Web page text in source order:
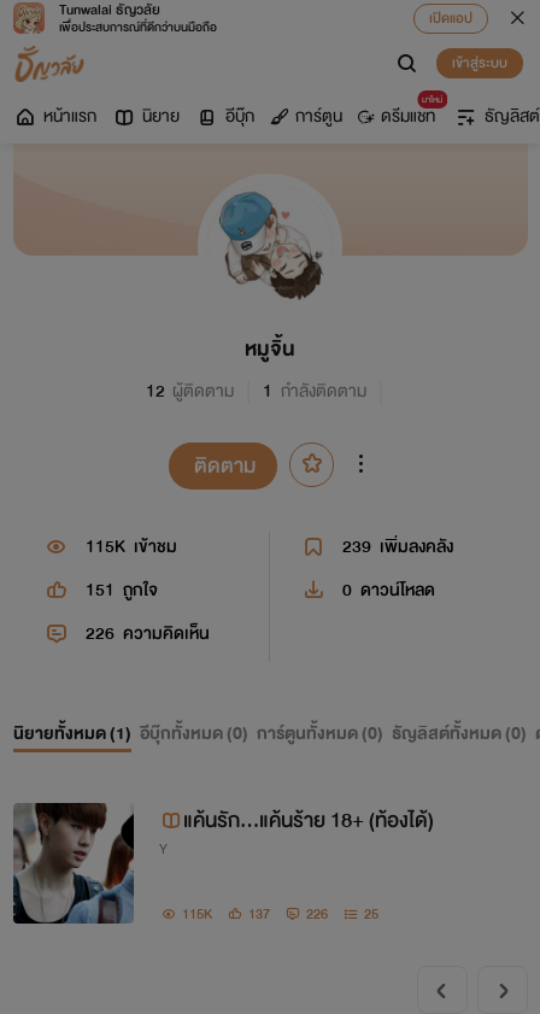
Tunwalai ธัญวลัย
เพื่อประสบการณ์ที่ดีกว่าบนมือถือ
เปิดแอป
เข้าสู่ระบบ
หน้าแรก นิยาย อีบุ๊ก การ์ตูน
มาใหม่
ดรีมแชท ธัญลิสต์
หมูจิ้น
12 ผู้ติดตาม 1 กำลังติดตาม
ติดตาม
115K เข้าชม 239 เพิ่มลงคลัง
151 ถูกใจ 0 ดาวน์โหลด
226 ความคิดเห็น
นิยายทั้งหมด (1) อีบุ๊กทั้งหมด (0) การ์ตูนทั้งหมด (0) ธัญลิสต์ทั้งหมด (0)
แค้นรัก...แค้นร้าย 18+ (ท้องได้)
Y
115K 137 226 25